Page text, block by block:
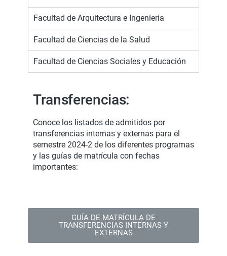
Facultad de Arquitectura e Ingeniería
Facultad de Ciencias de la Salud
Facultad de Ciencias Sociales y Educación
Transferencias:
Conoce los listados de admitidos por
transferencias internas y externas para el
semestre 2024-2 de los diferentes programas
y las guías de matrícula con fechas
importantes:
GUÍA DE MATRÍCULA DE
TRANSFERENCIAS INTERNAS Y
EXTERNAS